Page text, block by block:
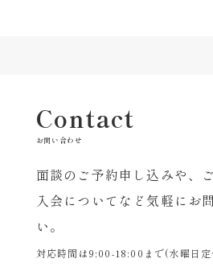
Contact
お問い合わせ
面談のご予約申し込みや、ご
入会についてなど気軽にお
い。
対応時間は9:00-18:00まで(水曜日